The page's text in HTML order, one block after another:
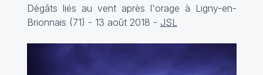
Dégâts liés au vent après l'orage à Ligny-en-
Brionnais (71) - 13 août 2018 - JSL